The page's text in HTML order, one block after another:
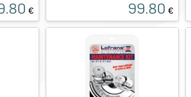
€ 99.80 €